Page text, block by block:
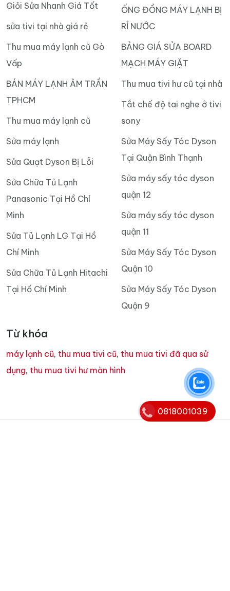
Giỏi Sửa Nhanh Giá Tốt
sửa tivi tại nhà giá rẻ
Thu mua máy lạnh cũ Gò
Vấp
BÁN MÁY LẠNH ÂM TRẦN
TPHCM
Thu mua máy lạnh cũ
Sửa máy lạnh
Sửa Quạt Dyson Bị Lỗi
Sửa Chữa Tủ Lạnh
Panasonic Tại Hồ Chí
Minh
Sửa Tủ Lạnh LG Tại Hồ
Chí Minh
Sửa Chữa Tủ Lạnh Hitachi
Tại Hồ Chí Minh
ỐNG ĐỒNG MÁY LẠNH BỊ
RỈ NƯỚC
BẢNG GIÁ SỬA BOARD
MẠCH MÁY GIẶT
Thu mua tivi hư cũ tại nhà
Tắt chế độ tai nghe ở tivi
sony
Sửa Máy Sấy Tóc Dyson
Tại Quận Bình Thạnh
Sửa máy sấy tóc dyson
quận 12
Sửa máy sấy tóc dyson
quận 11
Sửa Máy Sấy Tóc Dyson
Quận 10
Sửa Máy Sấy Tóc Dyson
Quận 9
Từ khóa
máy lạnh cũ, thu mua tivi cũ, thu mua tivi đã qua sử
dụng, thu mua tivi hư màn hình
0818001039